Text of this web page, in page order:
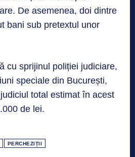
De asemenea, doi dintre
bani sub pretextul unor
cu sprijinul poliției judiciare,
speciale din București,
total estimat în acest
de lei.
PERCHEZIȚII